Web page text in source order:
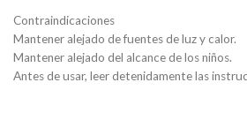
Contraindicaciones
Mantener alejado de fuentes de luz y calor.
Mantener alejado del alcance de los niños.
Antes de usar, leer detenidamente las